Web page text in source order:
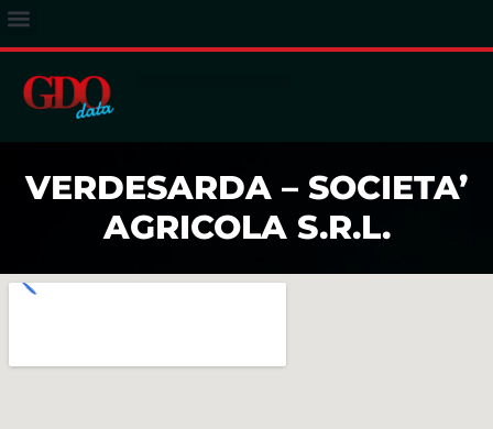
VERDESARDA – SOCIETA’
AGRICOLA S.R.L.